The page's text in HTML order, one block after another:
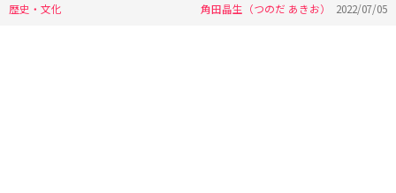
歴史・文化 角田晶生（つのだ あきお） 2022/07/05